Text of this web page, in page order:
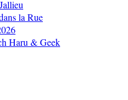
la Rue
Haru & Geek